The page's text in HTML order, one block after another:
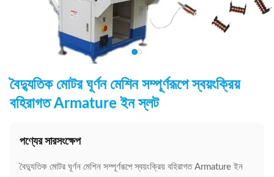
বৈদ্যুতিক মোটর ঘূর্ণন মেশিন সম্পূর্ণরূপে স্বয়ংক্রিয়
বহিরাগত Armature ইন স্লট
পণ্যের সারসংক্ষেপ
বৈদ্যুতিক মোটর ঘূর্ণন মেশিন সম্পূর্ণরূপে স্বয়ংক্রিয় বহিরাগত Armature ইন